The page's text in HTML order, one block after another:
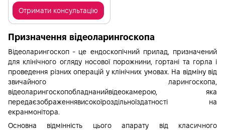
Отримати консультацію
Призначення відеоларингоскопа
Відеоларингоскоп - це ендоскопічний прилад, призначений
для клінічного огляду носової порожнини, гортані та горла і
проведення різних операцій у клінічних умовах. На відміну від
звичайного ларингоскопа,
відеоларингоскопобладнанийвідеокамерою, яка
передаєзображеннявисокоїроздільноїздатності на
екранмонітора.
Основна відмінність цього апарату від класичного